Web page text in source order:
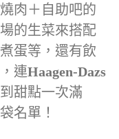
肉＋自助吧的
的生菜來搭配
蛋等，還有飲
連Haagen-Dazs
甜點一次滿
名單！